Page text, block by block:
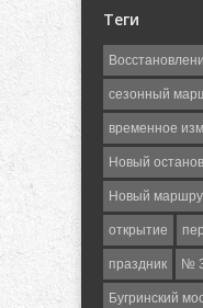
Теги
сезонный
временное
Новый
Новый
открытие
праздник №
Бугринский